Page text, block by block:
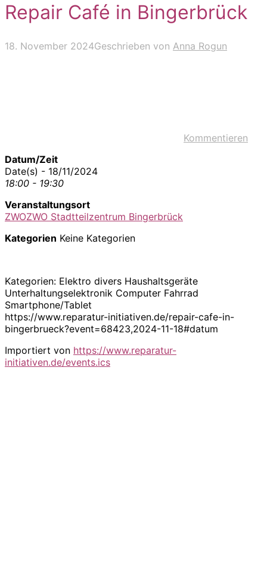
Repair Café in Bingerbrück
18. November 2024Geschrieben von Anna Rogun
Kommentieren
Datum/Zeit
Date(s) - 18/11/2024
18:00 - 19:30
Veranstaltungsort
ZWOZWO Stadtteilzentrum Bingerbrück
Kategorien Keine Kategorien
Kategorien: Elektro divers Haushaltsgeräte
Unterhaltungselektronik Computer Fahrrad
Smartphone/Tablet
https://www.reparatur-initiativen.de/repair-cafe-in-
bingerbrueck?event=68423,2024-11-18#datum
Importiert von https://www.reparatur-
initiativen.de/events.ics